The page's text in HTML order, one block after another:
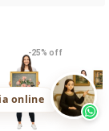
Maria
uma Rosa
R$ 365,92
online
-25% off